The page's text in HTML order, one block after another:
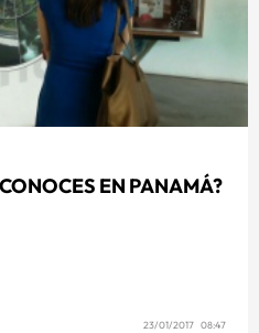
EN PANAMÁ?
23/01/2017 08:47